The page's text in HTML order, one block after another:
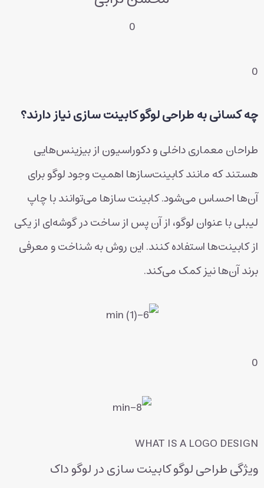
0
0
چه کسانی به طراحی لوگو کابینت سازی نیاز دارند؟
طراحان معماری داخلی و دکوراسیون از بیزینس‌هایی
هستند که مانند کابینت‌سازها اهمیت وجود لوگو برای
آن‌ها احساس می‌شود. کابینت سازها می‌توانند با چاپ
لیبلی با عنوان لوگو، از آن پس از ساخت در گوشه‌ای از یکی
از کابینت‌ها استفاده کنند. این روش به شناخت و معرفی
برند آن‌ها نیز کمک می‌کند.
0
WHAT IS A LOGO DESIGN
ویژگی طراحی لوگو کابینت سازی در لوگو داک